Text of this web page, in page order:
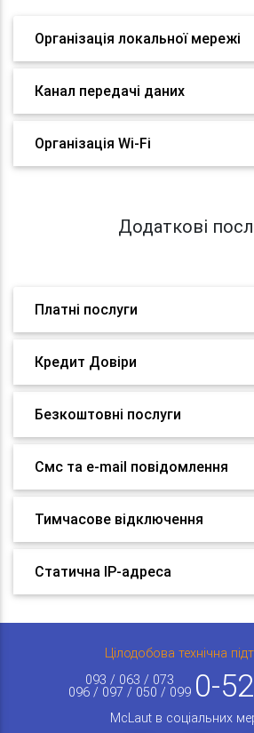
Організація локальної мережі
Канал передачі даних
Організація Wi-Fi
Додаткові
Платні послуги
Кредит Довіри
Безкоштовні послуги
Смс та e-mail повідомлення
Тимчасове відключення
Статична IP-адреса
Цілодобова технічна
093 / 063 / 073
096 / 097 / 050 / 099 0-
McLaut в соціальних